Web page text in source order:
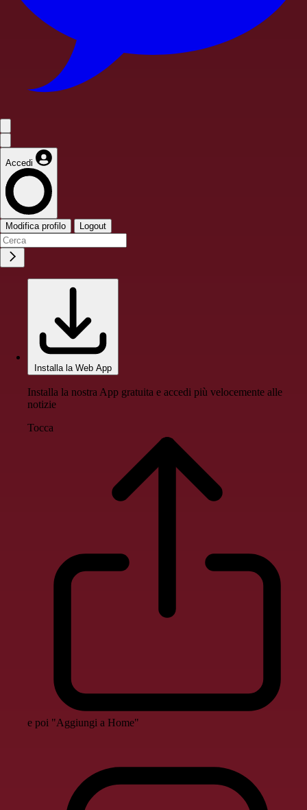
Accedi
Modifica profilo Logout
Installa la Web App
Installa la nostra App gratuita e accedi più velocemente alle
notizie
Tocca
e poi "Aggiungi a Home"